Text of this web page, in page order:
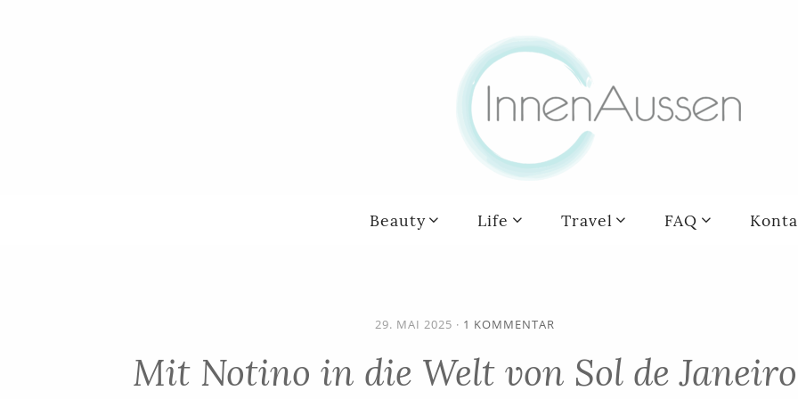
Beauty Life Travel FAQ
29. MAI 2025 · 1 KOMMENTAR
Mit Notino in die Welt von Sol de Janeiro